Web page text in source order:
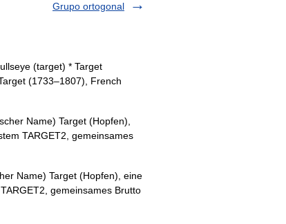
Grupo ortogonal
(target) * Target
(1733–1807), French
Name) Target (Hopfen),
TARGET2, gemeinsames
Name) Target (Hopfen), eine
gemeinsames Brutto